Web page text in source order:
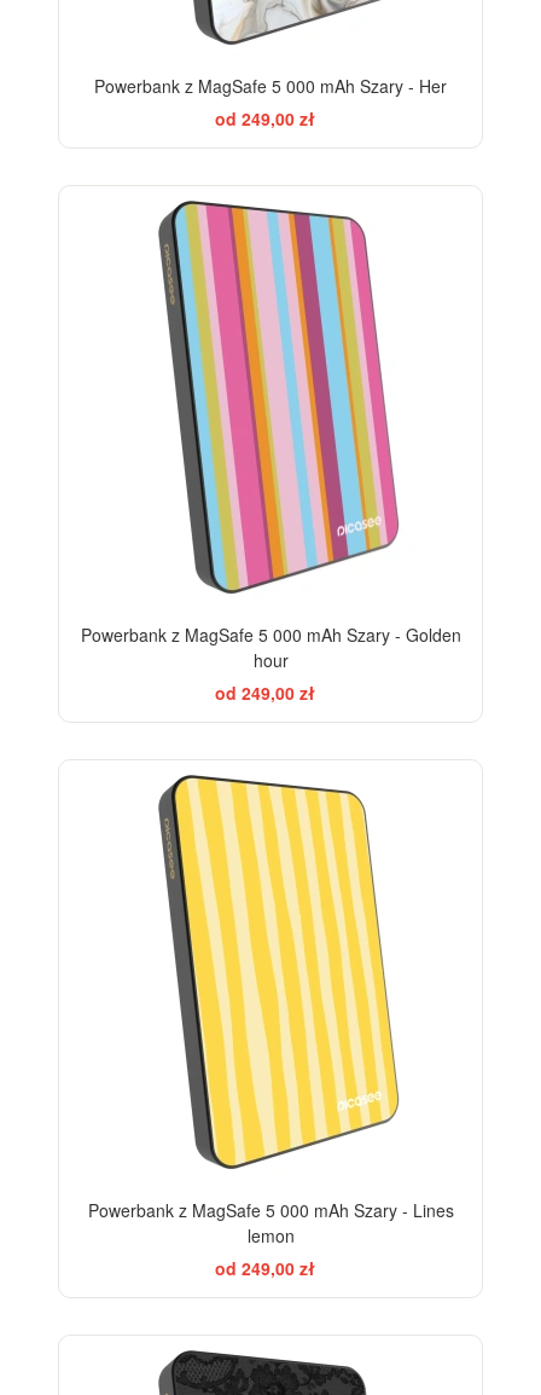
Powerbank z MagSafe 5 000 mAh Szary - Her
od 249,00 zł
Powerbank z MagSafe 5 000 mAh Szary - Golden
hour
od 249,00 zł
Powerbank z MagSafe 5 000 mAh Szary - Lines
lemon
od 249,00 zł